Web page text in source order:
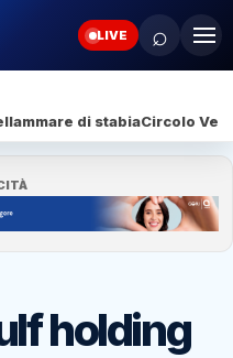
LIVE ⌕
di stabiaCircolo
holding